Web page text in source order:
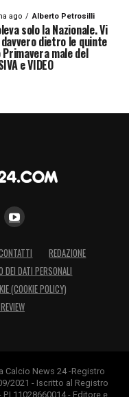
ago Alberto Petrosilli
solo la Nazionale. Vi
dietro le quinte
Primavera male del
e VIDEO
REDAZIONE
DEI DATI PERSONALI
(COOKIE POLICY)
Calcio News 24 -Registro
2021 - Iscritto al Registro
- Editore e